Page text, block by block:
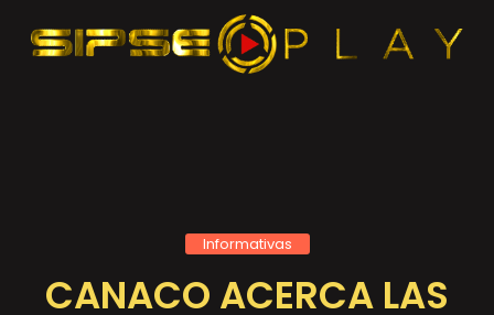
Informativas
CANACO ACERCA LAS